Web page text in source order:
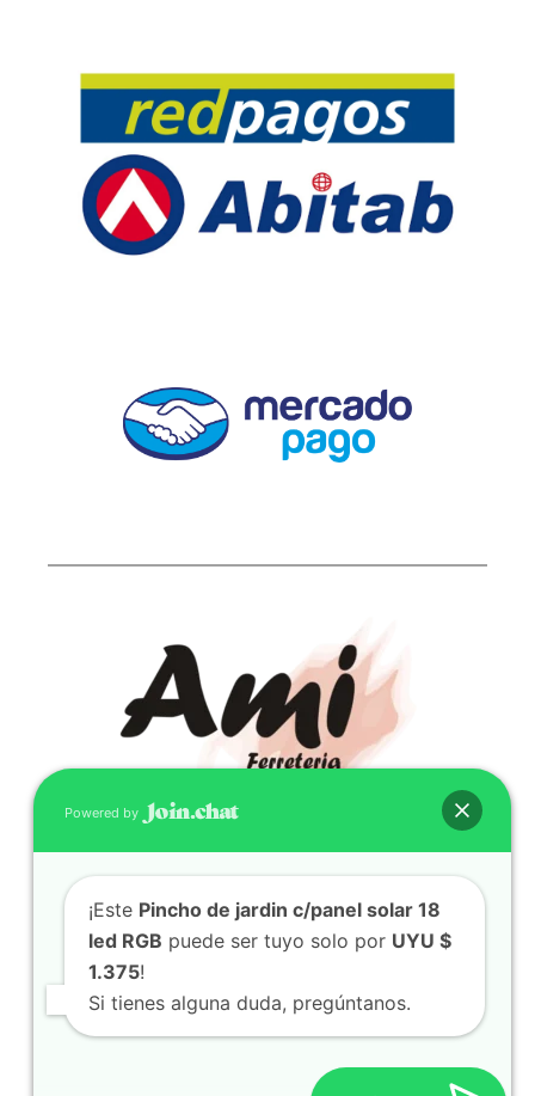
CONTACTO
(598) 099 466 212
Facebook
Instagram
Powered by
¡Este Pincho de jardin c/panel solar 18
led RGB puede ser tuyo solo por UYU $
1.375!
Si tienes alguna duda, pregúntanos.